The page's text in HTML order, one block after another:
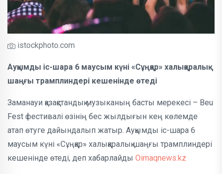
istockphoto.com
Ауқымды іс-шара 6 маусым күні «Сұңқар» халықаралық
шаңғы трамплиндері кешенінде өтеді
Заманауи қазақстандық музыканың басты мерекесі – Beu
Fest фестивалі өзінің бес жылдығын кең көлемде
атап өтуге дайындалып жатыр. Ауқымды іс-шара 6
маусым күні «Сұңқар» халықаралық шаңғы трамплиндері
кешенінде өтеді, деп хабарлайды Oimaqnews.kz